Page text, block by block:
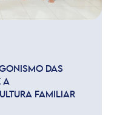
DAS
A
FAMILIAR